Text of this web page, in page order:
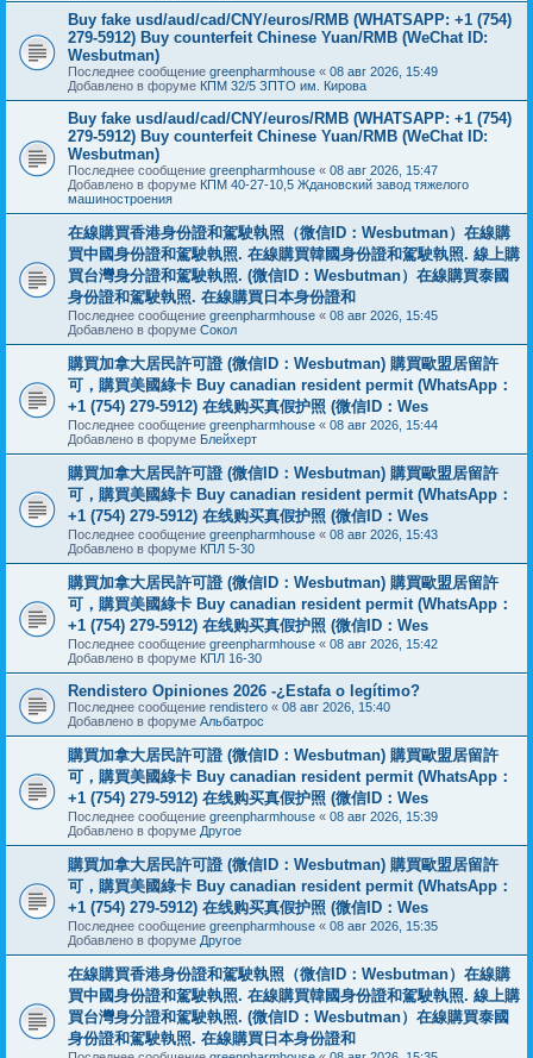
Buy fake usd/aud/cad/CNY/euros/RMB (WHATSAPP: +1 (754)
279-5912) Buy counterfeit Chinese Yuan/RMB (WeChat ID:
Wesbutman)
Последнее сообщение greenpharmhouse « 08 авг 2026, 15:49
Добавлено в форуме КПМ 32/5 ЗПТО им. Кирова
Buy fake usd/aud/cad/CNY/euros/RMB (WHATSAPP: +1 (754)
279-5912) Buy counterfeit Chinese Yuan/RMB (WeChat ID:
Wesbutman)
Последнее сообщение greenpharmhouse « 08 авг 2026, 15:47
Добавлено в форуме КПМ 40-27-10,5 Ждановский завод тяжелого
машиностроения
在線購買香港身份證和駕駛執照（微信ID：Wesbutman）在線購
買中國身份證和駕駛執照. 在線購買韓國身份證和駕駛執照. 線上購
買台灣身分證和駕駛執照. (微信ID：Wesbutman）在線購買泰國
身份證和駕駛執照. 在線購買日本身份證和
Последнее сообщение greenpharmhouse « 08 авг 2026, 15:45
Добавлено в форуме Сокол
購買加拿大居民許可證 (微信ID：Wesbutman) 購買歐盟居留許
可，購買美國綠卡 Buy canadian resident permit (WhatsApp：
+1 (754) 279-5912) 在线购买真假护照 (微信ID：Wes
Последнее сообщение greenpharmhouse « 08 авг 2026, 15:44
Добавлено в форуме Блейхерт
購買加拿大居民許可證 (微信ID：Wesbutman) 購買歐盟居留許
可，購買美國綠卡 Buy canadian resident permit (WhatsApp：
+1 (754) 279-5912) 在线购买真假护照 (微信ID：Wes
Последнее сообщение greenpharmhouse « 08 авг 2026, 15:43
Добавлено в форуме КПЛ 5-30
購買加拿大居民許可證 (微信ID：Wesbutman) 購買歐盟居留許
可，購買美國綠卡 Buy canadian resident permit (WhatsApp：
+1 (754) 279-5912) 在线购买真假护照 (微信ID：Wes
Последнее сообщение greenpharmhouse « 08 авг 2026, 15:42
Добавлено в форуме КПЛ 16-30
Rendistero Opiniones 2026 -¿Estafa o legítimo?
Последнее сообщение rendistero « 08 авг 2026, 15:40
Добавлено в форуме Альбатрос
購買加拿大居民許可證 (微信ID：Wesbutman) 購買歐盟居留許
可，購買美國綠卡 Buy canadian resident permit (WhatsApp：
+1 (754) 279-5912) 在线购买真假护照 (微信ID：Wes
Последнее сообщение greenpharmhouse « 08 авг 2026, 15:39
Добавлено в форуме Другое
購買加拿大居民許可證 (微信ID：Wesbutman) 購買歐盟居留許
可，購買美國綠卡 Buy canadian resident permit (WhatsApp：
+1 (754) 279-5912) 在线购买真假护照 (微信ID：Wes
Последнее сообщение greenpharmhouse « 08 авг 2026, 15:35
Добавлено в форуме Другое
在線購買香港身份證和駕駛執照（微信ID：Wesbutman）在線購
買中國身份證和駕駛執照. 在線購買韓國身份證和駕駛執照. 線上購
買台灣身分證和駕駛執照. (微信ID：Wesbutman）在線購買泰國
身份證和駕駛執照. 在線購買日本身份證和